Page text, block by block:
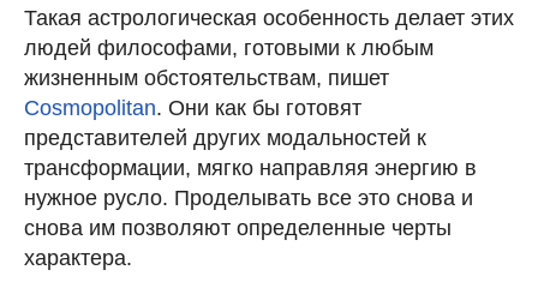
Такая астрологическая особенность делает этих
людей философами, готовыми к любым
жизненным обстоятельствам, пишет
Cosmopolitan. Они как бы готовят
представителей других модальностей к
трансформации, мягко направляя энергию в
нужное русло. Проделывать все это снова и
снова им позволяют определенные черты
характера.